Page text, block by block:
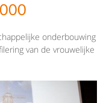
onderbouwing
van de vrouwelijke